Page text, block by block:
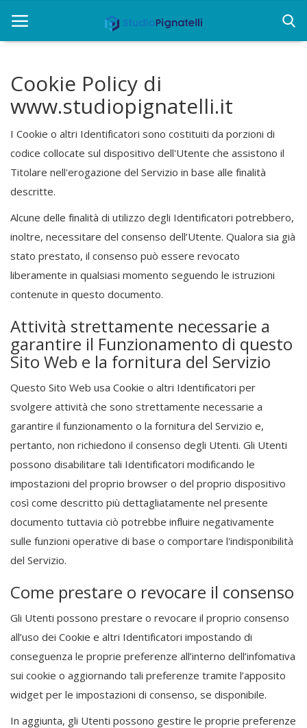
Home
Chi siamo
Rent
Informazioni
News
Contatti
Cookie Policy di
www.studiopignatelli.it
I Cookie o altri Identificatori sono costituiti da porzioni di
codice collocate sul dispositivo dell'Utente che assistono il
Titolare nell'erogazione del Servizio in base alle finalità
descritte.
Alcune delle finalità di utilizzo degli Identificatori potrebbero,
inoltre, necessitare del consenso dell’Utente. Qualora sia già
stato prestato, il consenso può essere revocato
liberamente in qualsiasi momento seguendo le istruzioni
contenute in questo documento.
Attività strettamente necessarie a
garantire il Funzionamento di questo
Sito Web e la fornitura del Servizio
Questo Sito Web usa Cookie o altri Identificatori per
svolgere attività che sono strettamente necessarie a
garantire il funzionamento o la fornitura del Servizio e,
pertanto, non richiedono il consenso degli Utenti. Gli Utenti
possono disabilitare tali Identificatori modificando le
impostazioni del proprio browser o del proprio dispositivo
così come descritto più dettagliatamente nel presente
documento tuttavia ciò potrebbe influire negativamente
sulle funzioni operative di base o comportare l'indisponibilità
del Servizio.
Come prestare o revocare il consenso
Gli Utenti possono prestare o revocare il proprio consenso
all’uso dei Cookie e altri Identificatori impostando di
conseguenza le proprie preferenze all’interno dell’infomativa
sui cookie o aggiornando tali preferenze tramite l’apposito
widget per le impostazioni di consenso, se disponibile.
In aggiunta, gli Utenti possono gestire le proprie preferenze